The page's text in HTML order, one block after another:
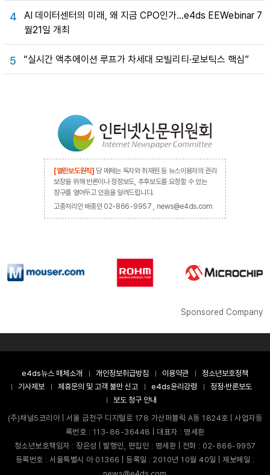
4
AI 데이터센터의 미래, 왜 지금 CPO인가…e4ds EEWebinar 7
월21일 개최
5 “실시간 액추에이션 루프가 차세대 모빌리티·로보틱스 핵심”
[열린보도원칙] 당 매체는 독자와 취재원 등 뉴스이용자의 권리
보장을 위해 반론이나 정정보도, 추후보도를 요청할 수 있는
창구를 열어두고 있음을 알려드립니다.
고충처리인 배종인 02-866-9957 , news@e4ds.com
Sponsored Company
e4ds뉴스 매체소개 개인정보취급방침 이용약관
청소년보호정책
기사제보
제휴문의 및 고객 불만 신고 e4ds윤리강령
정정·반론보도
보도 청구 안내
(주)채널5코리아 | 서울 금천구 디지털로 178 가산퍼블릭 A동 1824호 | 사업자등
록번호 : 113-86-36448 | 대표자 : 명세환
청소년보호책임자 : 장은성 | 발행인, 편집인 : 명세환 | 전화 : 02-866-9957
등록번호 : 서울특별시 아 01366 | 등록일 : 2010년 10월 40일 | 제보메일 :